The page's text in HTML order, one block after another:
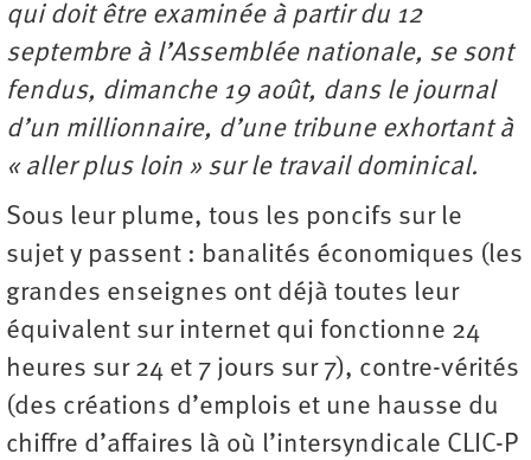
qui doit être examinée à partir du 12
septembre à l’Assemblée nationale, se sont
fendus, dimanche 19 août, dans le journal
d’un millionnaire, d’une tribune exhortant à
« aller plus loin » sur le travail dominical.
Sous leur plume, tous les poncifs sur le
sujet y passent : banalités économiques (les
grandes enseignes ont déjà toutes leur
équivalent sur internet qui fonctionne 24
heures sur 24 et 7 jours sur 7), contre-vérités
(des créations d’emplois et une hausse du
chiffre d’affaires là où l’intersyndicale CLIC-P